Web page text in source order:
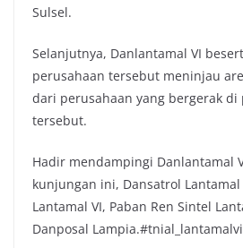
Sulsel.
Selanjutnya, Danlantamal VI
perusahaan tersebut meninjau
dari perusahaan yang bergerak di
tersebut.
Hadir mendampingi Danlantamal
kunjungan ini, Dansatrol Lantamal
Lantamal VI, Paban Ren Sintel
Danposal Lampia.#tnial_lantamalvi